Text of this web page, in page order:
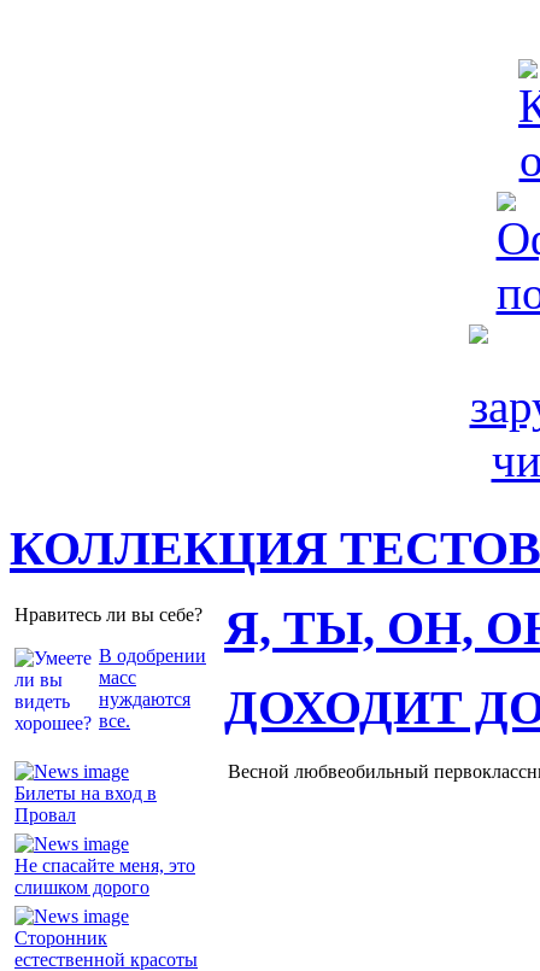
КОЛЛЕКЦИЯ ТЕСТОВ
Нравитесь ли вы себе?
В одобрении
масс
нуждаются
все.
Я, ТЫ, ОН,
Билеты на вход в
Провал
Не спасайте меня, это
слишком дорого
Сторонник
естественной красоты
ДОХОДИТ
Весной любвеобильный